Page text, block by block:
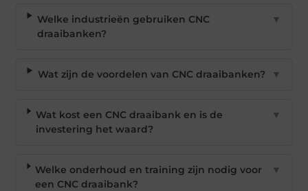
Welke industrieën gebruiken CNC
draaibanken?
▼
Wat zijn de voordelen van CNC draaibanken? ▼
Wat kost een CNC draaibank en is de
investering het waard?
▼
Welke onderhoud en training zijn nodig voor
een CNC draaibank?
▼